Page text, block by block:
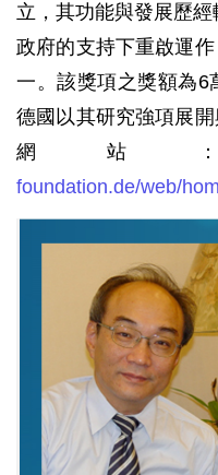
立，其功能與發展歷
政府的支持下重啟運
一。該獎項之獎額為6
德國以其研究強項展
網站
foundation.de/web/